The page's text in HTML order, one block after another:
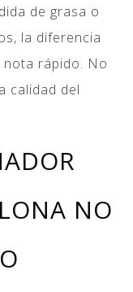
de grasa o
la diferencia
rápido. No
calidad del
NO